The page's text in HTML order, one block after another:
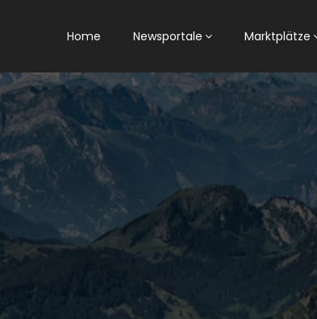
Home Newsportale Marktplätze